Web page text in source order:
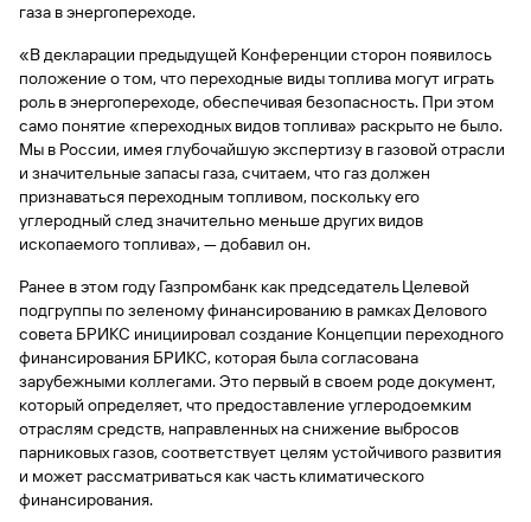
специальные
Газпром
Бонус
«Плюс»
Информация
для
держателей
Дополнительная
карта-стикер
Банки-
партнеры
Gazprom
Pay
полезно
Часто
задаваемые
вопросы
Калькулятор
вкладов
поиск
по
сайту
Вклады
кредитной
истории
Кредитный
помощник
Быстрый
поиск
сайту
Вклады
Открыть
брокерский
счет
Брокерское
обслуживание
Инвестиционные
продукты
доверительного
Налоговый
вычет
Быстрый
поиск
по
сайту
Отчет о
истории
Станьте
партнером
Быстрый
поиск
сайту
Вклады
Кредитный
рейтинг
Отчет о
кредитной
истории
Станьте
партнером
Партнерам
Информация
для
партнеров
Быстрый
поиск
по
Gazprom
Pay
Интернет-
банк
Мобильное
приложение
GPB-
i-
Trade
GorodPay
Открыть
счет
Отделения
банка
Банкоматы
инкассация
Онлайн-
касса 3 в 1 с
эквайрингом
быть
полезно
115-ФЗ
для
малого
бизнеса
115-ФЗ
для
среднего
бизнеса
сервисы
документов»
и «Справки»
Быстрый
поиск
по
сайту
Курсы
валют
оплата
платежей
Быстрый
поиск
по
сайту
Вклады
по
Вклады
сайту
Вклады
газа в энергопереходе.
«В декларации предыдущей Конференции сторон появилось
положение о том, что переходные виды топлива могут играть
роль в энергопереходе, обеспечивая безопасность. При этом
само понятие «переходных видов топлива» раскрыто не было.
Мы в России, имея глубочайшую экспертизу в газовой отрасли
и значительные запасы газа, считаем, что газ должен
признаваться переходным топливом, поскольку его
углеродный след значительно меньше других видов
ископаемого топлива», — добавил он.
Ранее в этом году Газпромбанк как председатель Целевой
подгруппы по зеленому финансированию в рамках Делового
совета БРИКС инициировал создание Концепции переходного
финансирования БРИКС, которая была согласована
зарубежными коллегами. Это первый в своем роде документ,
который определяет, что предоставление углеродоемким
отраслям средств, направленных на снижение выбросов
парниковых газов, соответствует целям устойчивого развития
и может рассматриваться как часть климатического
финансирования.